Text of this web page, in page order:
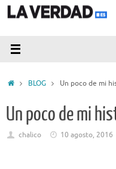
InicioBLOG Un poco de mi
Un poco de mi
chalico 10 agosto, 2016